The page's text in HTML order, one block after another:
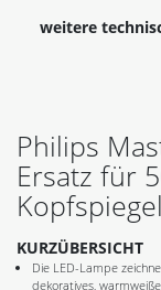
weitere
Philips
Ersatz für
KURZÜBERSICHT
Die LED-Lampe
dekoratives,